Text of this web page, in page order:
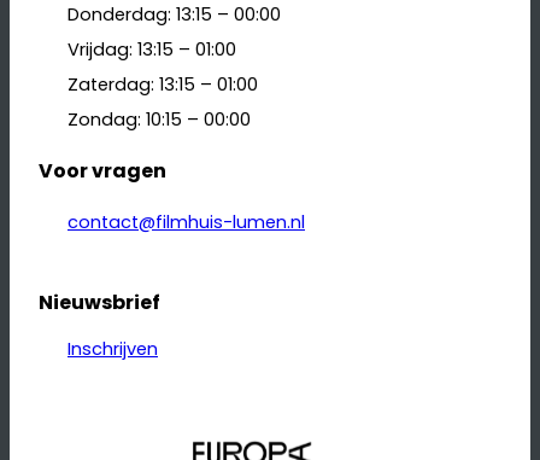
Donderdag: 13:15 – 00:00
Vrijdag: 13:15 – 01:00
Zaterdag: 13:15 – 01:00
Zondag: 10:15 – 00:00
Voor vragen
contact@filmhuis-lumen.nl
Nieuwsbrief
Inschrijven